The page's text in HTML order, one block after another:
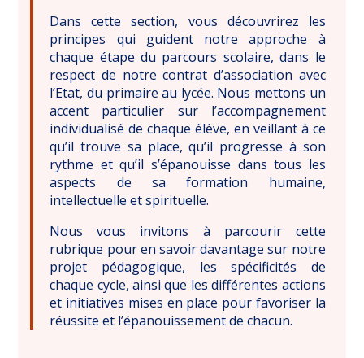
Dans cette section, vous découvrirez les
principes qui guident notre approche à
chaque étape du parcours scolaire, dans le
respect de notre contrat d’association avec
l’Etat, du primaire au lycée. Nous mettons un
accent particulier sur l’accompagnement
individualisé de chaque élève, en veillant à ce
qu’il trouve sa place, qu’il progresse à son
rythme et qu’il s’épanouisse dans tous les
aspects de sa formation humaine,
intellectuelle et spirituelle.
Nous vous invitons à parcourir cette
rubrique pour en savoir davantage sur notre
projet pédagogique, les spécificités de
chaque cycle, ainsi que les différentes actions
et initiatives mises en place pour favoriser la
réussite et l’épanouissement de chacun.